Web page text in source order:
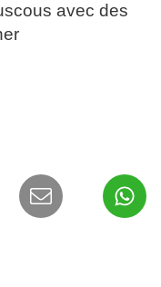
avec des